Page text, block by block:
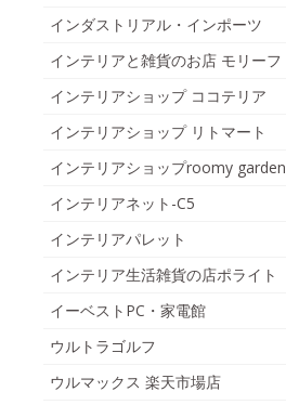
インダストリアル・インポーツ
インテリアと雑貨のお店 モリーフ
インテリアショップ ココテリア
インテリアショップ リトマート
インテリアショップroomy garden
インテリアネット-C5
インテリアパレット
インテリア生活雑貨の店ポライト
イーベストPC・家電館
ウルトラゴルフ
ウルマックス 楽天市場店